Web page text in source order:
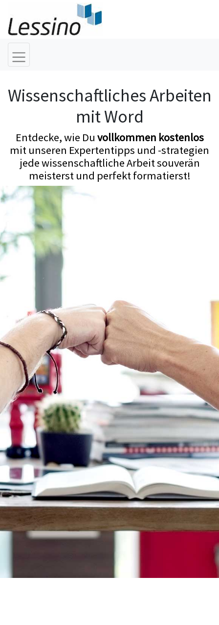
Wissenschaftliches Arbeiten
mit Word
Entdecke, wie Du vollkommen kostenlos
mit unseren Expertentipps und -strategien
jede wissenschaftliche Arbeit souverän
meisterst und perfekt formatierst!